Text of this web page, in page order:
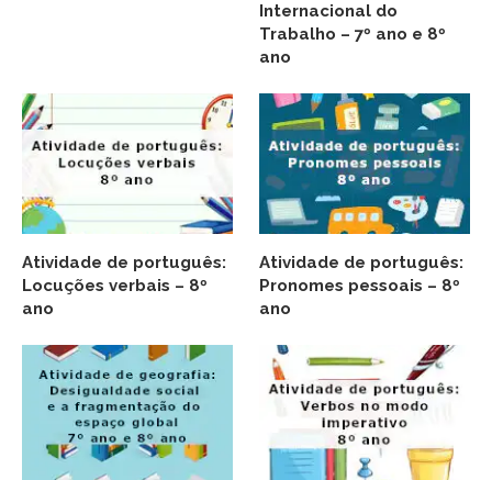
Internacional do
Trabalho – 7º ano e 8º
ano
Atividade de português:
Locuções verbais – 8º
ano
Atividade de português:
Pronomes pessoais – 8º
ano